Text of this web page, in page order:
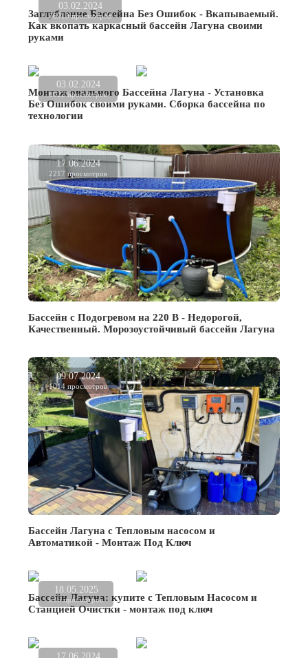
03.02.2024
36919 просмотров
Заглубление Бассейна Без Ошибок - Вкапываемый.
Как вкопать каркасный бассейн Лагуна своими
руками
03.02.2024
8022 просмотров
Монтаж овального Бассейна Лагуна - Установка
Без Ошибок своими руками. Сборка бассейна по
технологии
17.06.2024
2217 просмотров
Бассейн с Подогревом на 220 В - Недорогой,
Качественный. Морозоустойчивый бассейн Лагуна
09.07.2024
1014 просмотров
Бассейн Лагуна с Тепловым насосом и
Автоматикой - Монтаж Под Ключ
18.05.2025
636 просмотров
Бассейн Лагуна: купите с Тепловым Насосом и
Станцией Очистки - монтаж под ключ